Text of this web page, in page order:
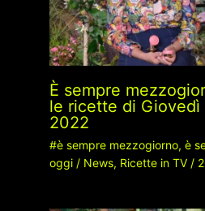
È sempre
le ricette di Giovedì
2022
#è sempre mezzogiorno, è
oggi/ News, Ricette in TV/